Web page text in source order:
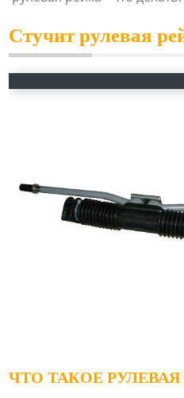
Стучит рулевая
ЧТО ТАКОЕ